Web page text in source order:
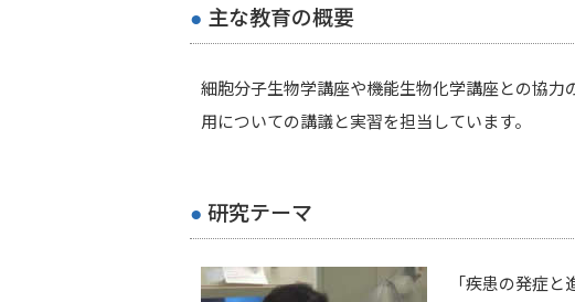
主な教育の概要
細胞分子生物学講座や機能生物化学講座との協
用についての講議と実習を担当しています。
研究テーマ
「疾患の発症と